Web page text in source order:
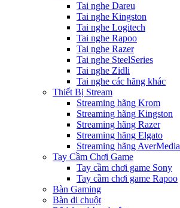
Tai nghe Dareu
Tai nghe Kingston
Tai nghe Logitech
Tai nghe Rapoo
Tai nghe Razer
Tai nghe SteelSeries
Tai nghe Zidli
Tai nghe các hãng khác
Thiết Bị Stream
Streaming hãng Krom
Streaming hãng Kingston
Streaming hãng Razer
Streaming hãng Elgato
Streaming hãng AverMedia
Tay Cầm Chơi Game
Tay cầm chơi game Sony
Tay cầm chơi game Rapoo
Bàn Gaming
Bàn di chuột